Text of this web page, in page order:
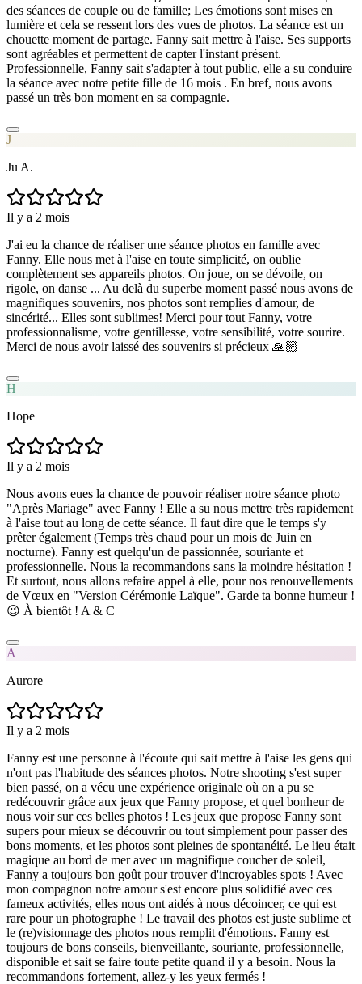
des séances de couple ou de famille; Les émotions sont mises en
lumière et cela se ressent lors des vues de photos. La séance est un
chouette moment de partage. Fanny sait mettre à l'aise. Ses supports
sont agréables et permettent de capter l'instant présent.
Professionnelle, Fanny sait s'adapter à tout public, elle a su conduire
la séance avec notre petite fille de 16 mois . En bref, nous avons
passé un très bon moment en sa compagnie.
J
Ju A.
Il y a 2 mois
J'ai eu la chance de réaliser une séance photos en famille avec
Fanny. Elle nous met à l'aise en toute simplicité, on oublie
complètement ses appareils photos. On joue, on se dévoile, on
rigole, on danse ... Au delà du superbe moment passé nous avons de
magnifiques souvenirs, nos photos sont remplies d'amour, de
sincérité... Elles sont sublimes! Merci pour tout Fanny, votre
professionnalisme, votre gentillesse, votre sensibilité, votre sourire.
Merci de nous avoir laissé des souvenirs si précieux 🙏🏼
H
Hope
Il y a 2 mois
Nous avons eues la chance de pouvoir réaliser notre séance photo
"Après Mariage" avec Fanny ! Elle a su nous mettre très rapidement
à l'aise tout au long de cette séance. Il faut dire que le temps s'y
prêter également (Temps très chaud pour un mois de Juin en
nocturne). Fanny est quelqu'un de passionnée, souriante et
professionnelle. Nous la recommandons sans la moindre hésitation !
Et surtout, nous allons refaire appel à elle, pour nos renouvellements
de Vœux en "Version Cérémonie Laïque". Garde ta bonne humeur !
😉 À bientôt ! A & C
A
Aurore
Il y a 2 mois
Fanny est une personne à l'écoute qui sait mettre à l'aise les gens qui
n'ont pas l'habitude des séances photos. Notre shooting s'est super
bien passé, on a vécu une expérience originale où on a pu se
redécouvrir grâce aux jeux que Fanny propose, et quel bonheur de
nous voir sur ces belles photos ! Les jeux que propose Fanny sont
supers pour mieux se découvrir ou tout simplement pour passer des
bons moments, et les photos sont pleines de spontanéité. Le lieu était
magique au bord de mer avec un magnifique coucher de soleil,
Fanny a toujours bon goût pour trouver d'incroyables spots ! Avec
mon compagnon notre amour s'est encore plus solidifié avec ces
fameux activités, elles nous ont aidés à nous décoincer, ce qui est
rare pour un photographe ! Le travail des photos est juste sublime et
le (re)visionnage des photos nous remplit d'émotions. Fanny est
toujours de bons conseils, bienveillante, souriante, professionnelle,
disponible et sait se faire toute petite quand il y a besoin. Nous la
recommandons fortement, allez-y les yeux fermés !